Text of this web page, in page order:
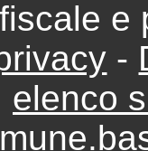
e
-
elenco